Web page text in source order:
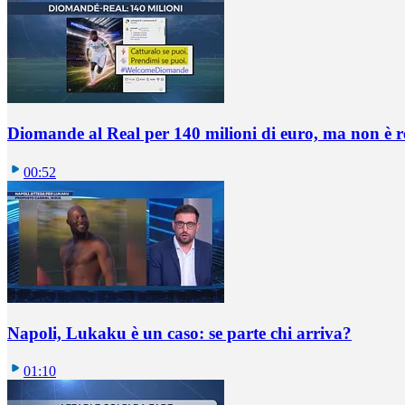
Diomande al Real per 140 milioni di euro, ma non è
00:52
Napoli, Lukaku è un caso: se parte chi arriva?
01:10